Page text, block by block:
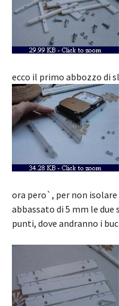
ecco il primo abbozzo di
ora pero`, per non isolare
abbassato di 5 mm le
punti, dove andranno i